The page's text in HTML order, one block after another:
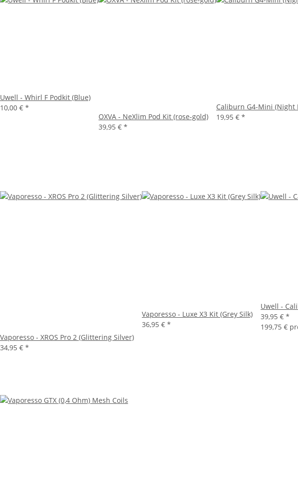
Uwell - Whirl F Podkit (Blue)
10,00 € *
OXVA - NeXlim Pod Kit (rose-gold)
39,95 € *
Caliburn G4-Mini (Night
19,95 € *
Vaporesso - XROS Pro 2 (Glittering Silver)
34,95 € *
Vaporesso - Luxe X3 Kit (Grey Silk)
36,95 € *
Uwell -
39,95 € *
199,75 €